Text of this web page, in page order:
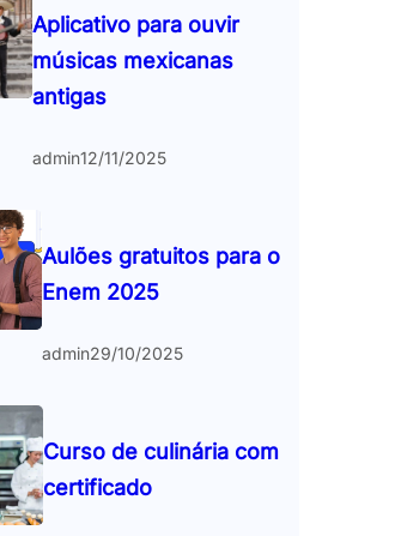
Aplicativo para ouvir
músicas mexicanas
antigas
admin12/11/2025
Aulões gratuitos para o
Enem 2025
admin29/10/2025
Curso de culinária com
certificado